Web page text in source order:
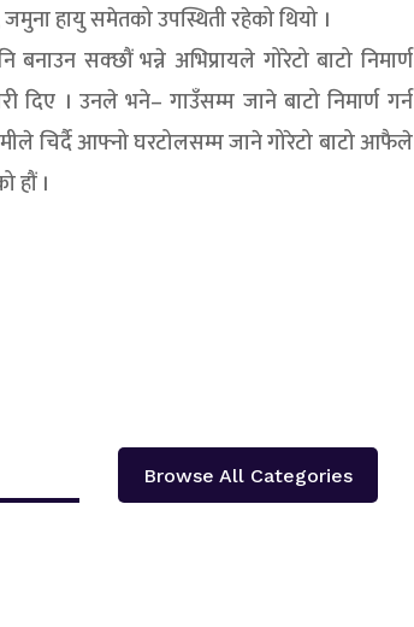
हायु समेतको उपस्थिती रहेको थियो ।
सक्छौं भन्ने अभिप्रायले गोरेटो बाटो निमार्ण
दिए । उनले भने– गाउँसम्म जाने बाटो निमार्ण गर्न
चिर्दै आफ्नो घरटोलसम्म जाने गोरेटो बाटो आफैले
हौं ।
Browse All Categories